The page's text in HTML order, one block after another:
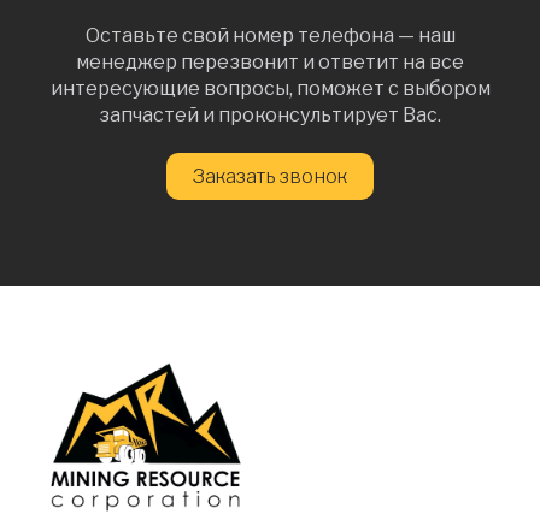
Оставьте свой номер телефона — наш
менеджер перезвонит и ответит на все
интересующие вопросы, поможет с выбором
запчастей и проконсультирует Вас.
Заказать звонок